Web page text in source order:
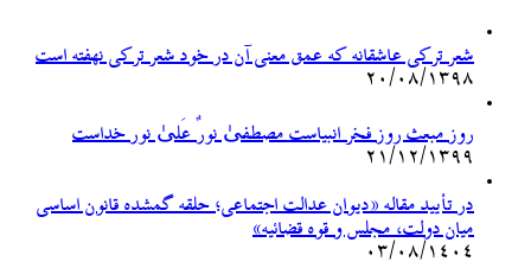
شعر ترکی عاشقانه که عمق معنی آن در خود شعر ترکی نهفته است
۲۰/۰۸/۱۳۹۸
روز مبعث روز فخر انبیاست مصطفیٰ نورٌ عَلیٰ نور خداست
۲۱/۱۲/۱۳۹۹
در تأیید مقاله «دیوان عدالت اجتماعی؛ حلقه گمشده قانون اساسی
میان دولت، مجلس و قوه قضائیه»
۰۳/۰۸/۱۴۰۴